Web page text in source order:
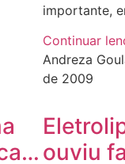
importante,
Continuar
Andreza
de 2009
ouviu